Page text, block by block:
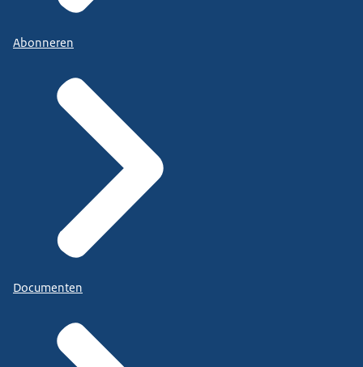
Abonneren
Documenten